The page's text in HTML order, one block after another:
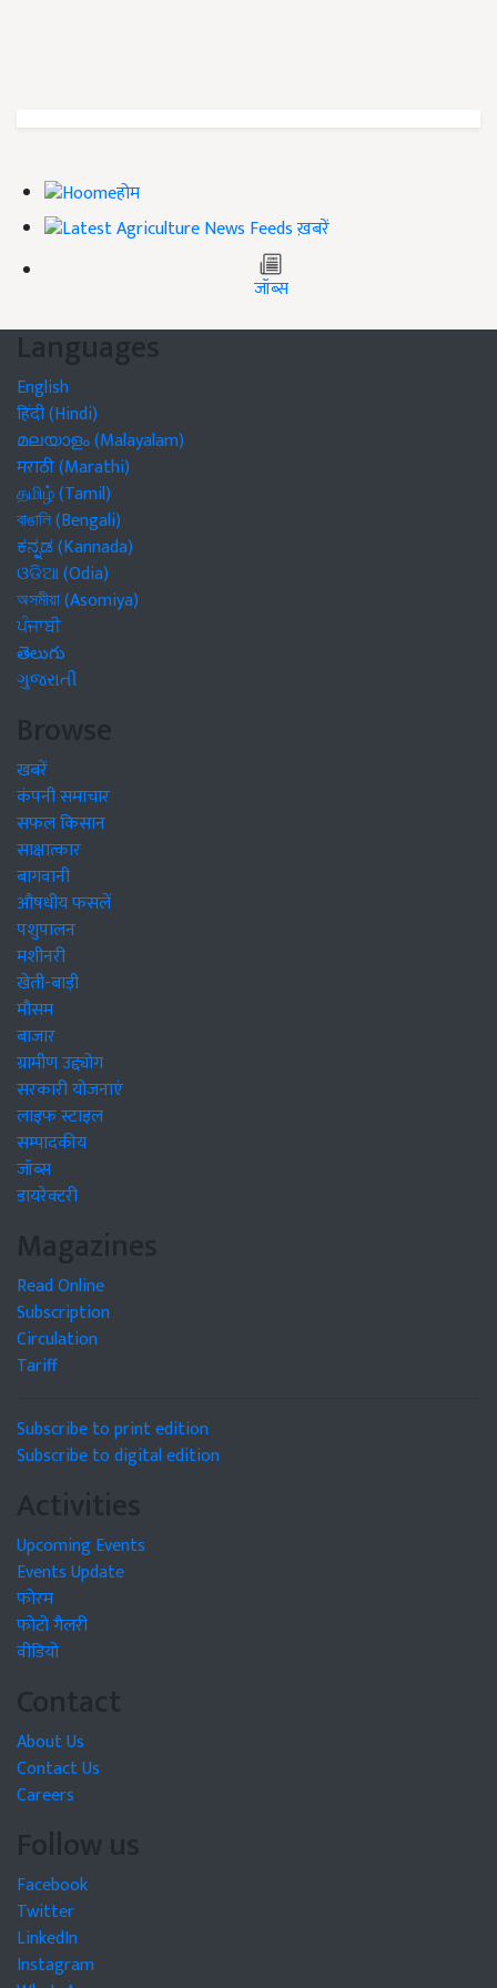
होम
ख़बरें
जॉब्स
Languages
English
हिंदी (Hindi)
മലയാളം (Malayalam)
मराठी (Marathi)
தமிழ் (Tamil)
বাঙালি (Bengali)
ಕನ್ನಡ (Kannada)
ଓଡିଆ (Odia)
অসমীয়া (Asomiya)
ਪੰਜਾਬੀ
తెలుగు
ગુજરાતી
Browse
खबरें
कंपनी समाचार
सफल किसान
साक्षात्कार
बागवानी
औषधीय फसलें
पशुपालन
मशीनरी
खेती-बाड़ी
मौसम
बाजार
ग्रामीण उद्द्योग
सरकारी योजनाएं
लाइफ स्टाइल
सम्पादकीय
जॉब्स
डायरेक्टरी
Magazines
Read Online
Subscription
Circulation
Tariff
Subscribe to print edition
Subscribe to digital edition
Activities
Upcoming Events
Events Update
फोरम
फोटो गैलरी
वीडियो
Contact
About Us
Contact Us
Careers
Follow us
Facebook
Twitter
LinkedIn
Instagram